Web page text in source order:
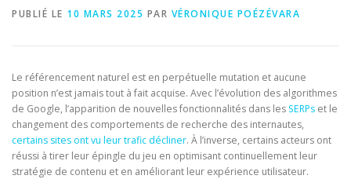
PUBLIÉ LE 10 MARS 2025 PAR VÉRONIQUE POÉZÉVARA
Le référencement naturel est en perpétuelle mutation et aucune
position n’est jamais tout à fait acquise. Avec l’évolution des algorithmes
de Google, l’apparition de nouvelles fonctionnalités dans les SERPs et le
changement des comportements de recherche des internautes,
certains sites ont vu leur trafic décliner. À l’inverse, certains acteurs ont
réussi à tirer leur épingle du jeu en optimisant continuellement leur
stratégie de contenu et en améliorant leur expérience utilisateur.